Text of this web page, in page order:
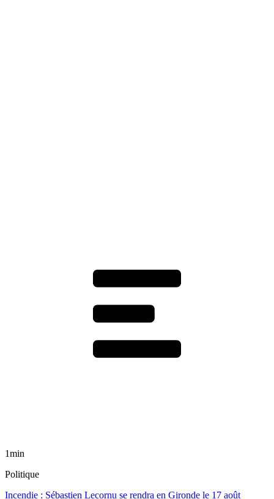
1min
Politique
Incendie : Sébastien Lecornu se rendra en Gironde le 17 août